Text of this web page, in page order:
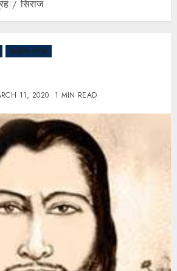
सिराज
साहित्य संग्रह
11, 2020 1 MIN READ